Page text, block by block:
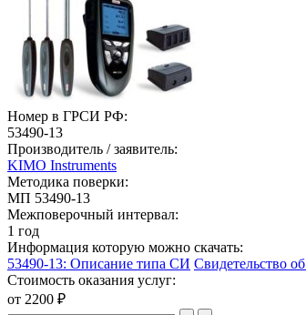
Номер в ГРСИ РФ:
53490-13
Производитель / заявитель:
KIMO Instruments
Методика поверки:
МП 53490-13
Межповерочный интервал:
1 год
Информация которую можно скачать:
53490-13: Описание типа СИ Свидетельство
Стоимость оказания услуг:
от 2200 ₽